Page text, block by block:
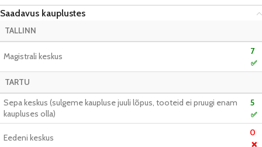
Saadavus kauplustes
TALLINN
Magistrali keskus 7
✅
TARTU
Sepa keskus (sulgeme kaupluse juuli lõpus, tooteid ei pruugi enam
kaupluses olla)
5
✅
Eedeni keskus 0
❌